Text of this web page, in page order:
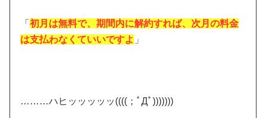
「初月は無料で、期間内に解約すれば、次月の料金
は支払わなくていいですよ 」
………ハヒッッッッッ((((；ﾟДﾟ)))))))